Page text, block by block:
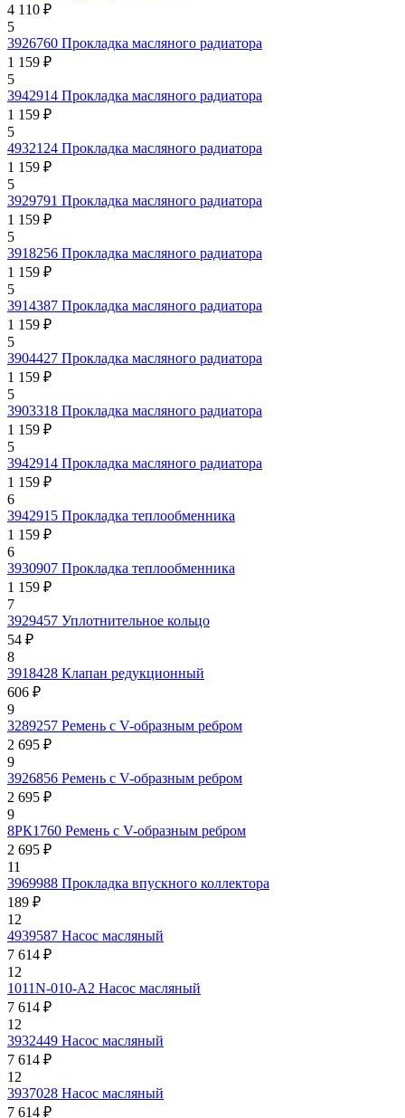
4 110 ₽
5
3926760 Прокладка масляного радиатора
1 159 ₽
5
3942914 Прокладка масляного радиатора
1 159 ₽
5
4932124 Прокладка масляного радиатора
1 159 ₽
5
3929791 Прокладка масляного радиатора
1 159 ₽
5
3918256 Прокладка масляного радиатора
1 159 ₽
5
3914387 Прокладка масляного радиатора
1 159 ₽
5
3904427 Прокладка масляного радиатора
1 159 ₽
5
3903318 Прокладка масляного радиатора
1 159 ₽
5
3942914 Прокладка масляного радиатора
1 159 ₽
6
3942915 Прокладка теплообменника
1 159 ₽
6
3930907 Прокладка теплообменника
1 159 ₽
7
3929457 Уплотнительное кольцо
54 ₽
8
3918428 Клапан редукционный
606 ₽
9
3289257 Ремень с V-образным ребром
2 695 ₽
9
3926856 Ремень с V-образным ребром
2 695 ₽
9
8РК1760 Ремень с V-образным ребром
2 695 ₽
11
3969988 Прокладка впускного коллектора
189 ₽
12
4939587 Насос масляный
7 614 ₽
12
1011N-010-A2 Насос масляный
7 614 ₽
12
3932449 Насос масляный
7 614 ₽
12
3937028 Насос масляный
7 614 ₽